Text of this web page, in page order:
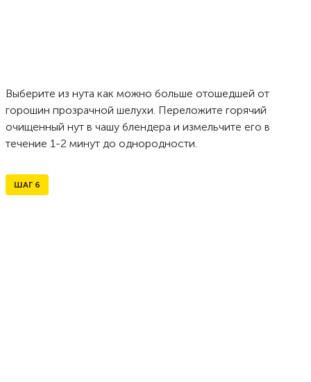
Выберите из нута как можно больше отошедшей от
горошин прозрачной шелухи. Переложите горячий
очищенный нут в чашу блендера и измельчите его в
течение 1-2 минут до однородности.
ШАГ 6